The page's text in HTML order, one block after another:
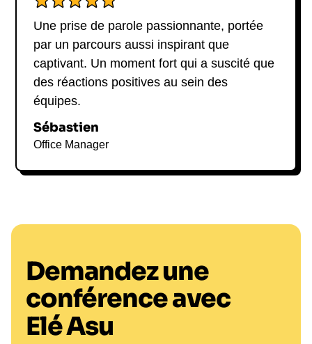
Une prise de parole passionnante, portée
par un parcours aussi inspirant que
captivant. Un moment fort qui a suscité que
des réactions positives au sein des
équipes.
Sébastien
Office Manager
Demandez une
conférence avec
Elé Asu